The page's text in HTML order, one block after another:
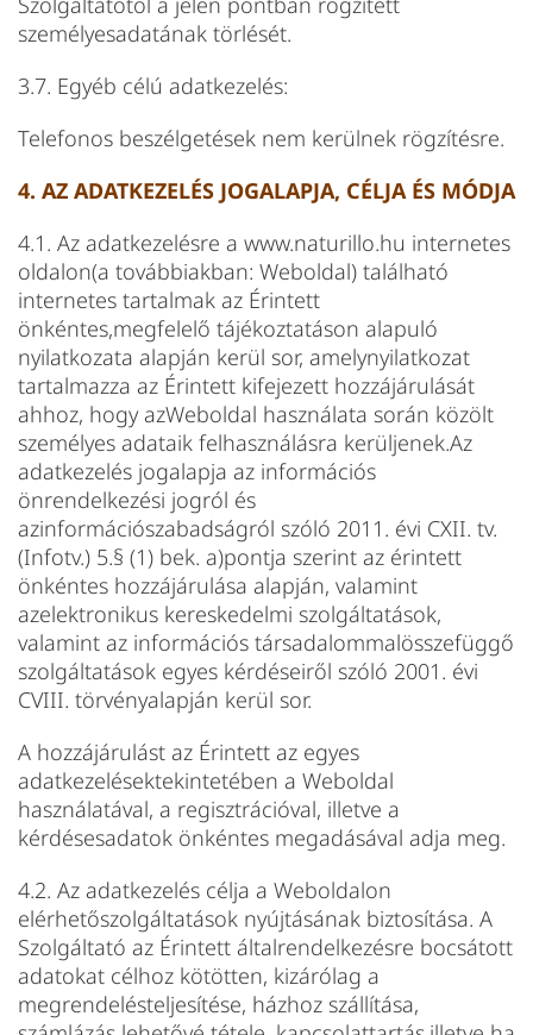
személyesadatának törlését.
3.7. Egyéb célú adatkezelés:
Telefonos beszélgetések nem kerülnek rögzítésre.
4. AZ ADATKEZELÉS JOGALAPJA, CÉLJA ÉS MÓDJA
4.1. Az adatkezelésre a www.naturillo.hu internetes
oldalon(a továbbiakban: Weboldal) található
internetes tartalmak az Érintett
önkéntes,megfelelő tájékoztatáson alapuló
nyilatkozata alapján kerül sor, amelynyilatkozat
tartalmazza az Érintett kifejezett hozzájárulását
ahhoz, hogy azWeboldal használata során közölt
személyes adataik felhasználásra kerüljenek.Az
adatkezelés jogalapja az információs
önrendelkezési jogról és
azinformációszabadságról szóló 2011. évi CXII. tv.
(Infotv.) 5.§ (1) bek. a)pontja szerint az érintett
önkéntes hozzájárulása alapján, valamint
azelektronikus kereskedelmi szolgáltatások,
valamint az információs társadalommalösszefüggő
szolgáltatások egyes kérdéseiről szóló 2001. évi
CVIII. törvényalapján kerül sor.
A hozzájárulást az Érintett az egyes
adatkezelésektekintetében a Weboldal
használatával, a regisztrációval, illetve a
kérdésesadatok önkéntes megadásával adja meg.
4.2. Az adatkezelés célja a Weboldalon
elérhetőszolgáltatások nyújtásának biztosítása. A
Szolgáltató az Érintett általrendelkezésre bocsátott
adatokat célhoz kötötten, kizárólag a
megrendelésteljesítése, házhoz szállítása,